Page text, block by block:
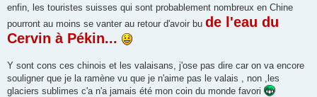
s
a
e
n
u
enfin, les touristes suisses qui sont probablement nombreux en Chine
pourront au moins se vanter au retour d'avoir bu de l'eau du
Cervin à Pékin...
Y sont cons ces chinois et les valaisans, j'ose pas dire car on va encore
souligner que je la ramène vu que je n'aime pas le valais , non ,les
glaciers sublimes c'a n'a jamais été mon coin du monde favori